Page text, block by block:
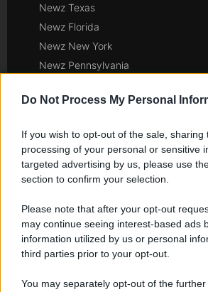
Do Not Process My Personal
If you wish to opt-out of the sale, sharing
processing of your personal or sensitive
targeted advertising by us, please use
section to confirm your selection.
Please note that after your opt-out
may continue seeing interest-based ads
information utilized by us or personal
third parties prior to your opt-out.
You may separately opt-out of the
Newz Texas
Newz Florida
Newz New York
Newz Pennsylvania
Newz Ohio
Hig Tech Mag
Scoop Mag
Lgbtqia News
Day Travel 365
Home Magazine 365
Cineverse Magazine